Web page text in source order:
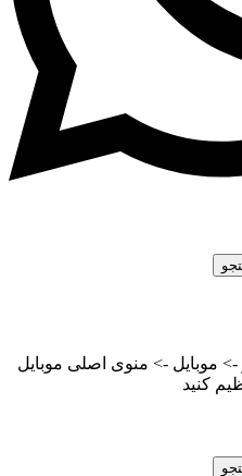
موبایل -> منوی اصلی موبایل
کنید